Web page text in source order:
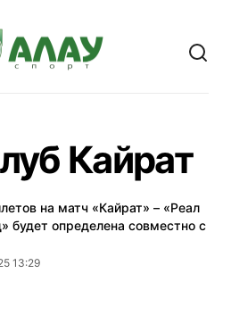
Кайрат-
на матч «Кайрат» – «Реал
будет определена совместно с
13:29